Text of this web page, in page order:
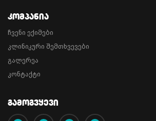
Კომპანია
ჩვენი ექიმები
კლინიკური შემთხვევები
გალერეა
კონტაქტი
Გამოგვყევი